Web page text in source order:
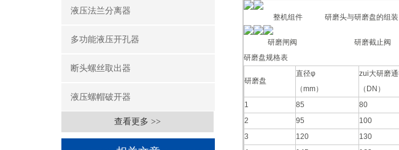
液压法兰分离器
多功能液压开孔器
断头螺丝取出器
液压螺帽破开器
查看更多 >>
整机组件 研磨头与研磨盘的组装
研磨闸阀 研磨截止阀
研磨盘规格表
研磨盘
直径φ
（mm）
zui大研磨
（DN）
1
85 80
2
95 100
3
120 130